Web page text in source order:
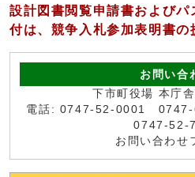
設計図書閲覧申請書および
付は、競争入札参加表明書の
お問い合
下市町役場 本庁
電話: 0747-52-0001
0747-52-
お問い合わせ